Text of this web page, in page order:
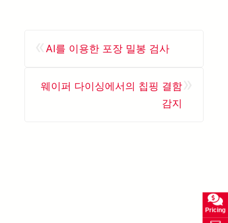
AI를 이용한 포장 밀봉 검사
웨이퍼 다이싱에서의 칩핑 결함
감지
Pricing